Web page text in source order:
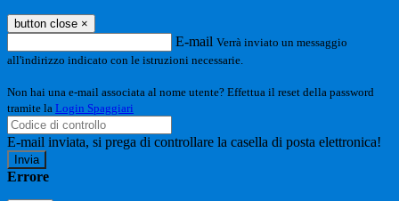
button close ×
E-mail Verrà inviato un messaggio
all'indirizzo indicato con le istruzioni necessarie.
Non hai una e-mail associata al nome utente? Effettua il reset della password
tramite la Login Spaggiari
E-mail inviata, si prega di controllare la casella di posta elettronica!
Errore